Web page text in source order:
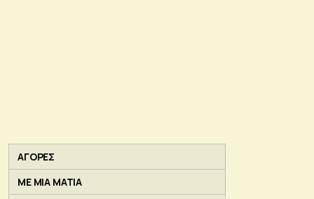
ΑΓΟΡΕΣ
ΜΕ ΜΙΑ ΜΑΤΙΑ